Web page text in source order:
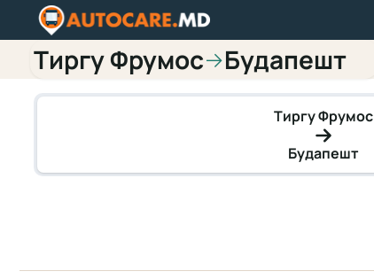
Тиргу Фрумос→Будапешт
Тиргу Фрумос
Будапешт